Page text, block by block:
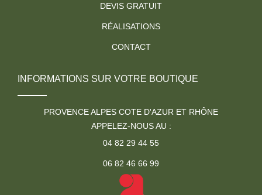
DEVIS GRATUIT
RÉALISATIONS
CONTACT
INFORMATIONS SUR VOTRE BOUTIQUE
PROVENCE ALPES COTE D'AZUR ET RHÔNE
APPELEZ-NOUS AU :
04 82 29 44 55
06 82 46 66 99